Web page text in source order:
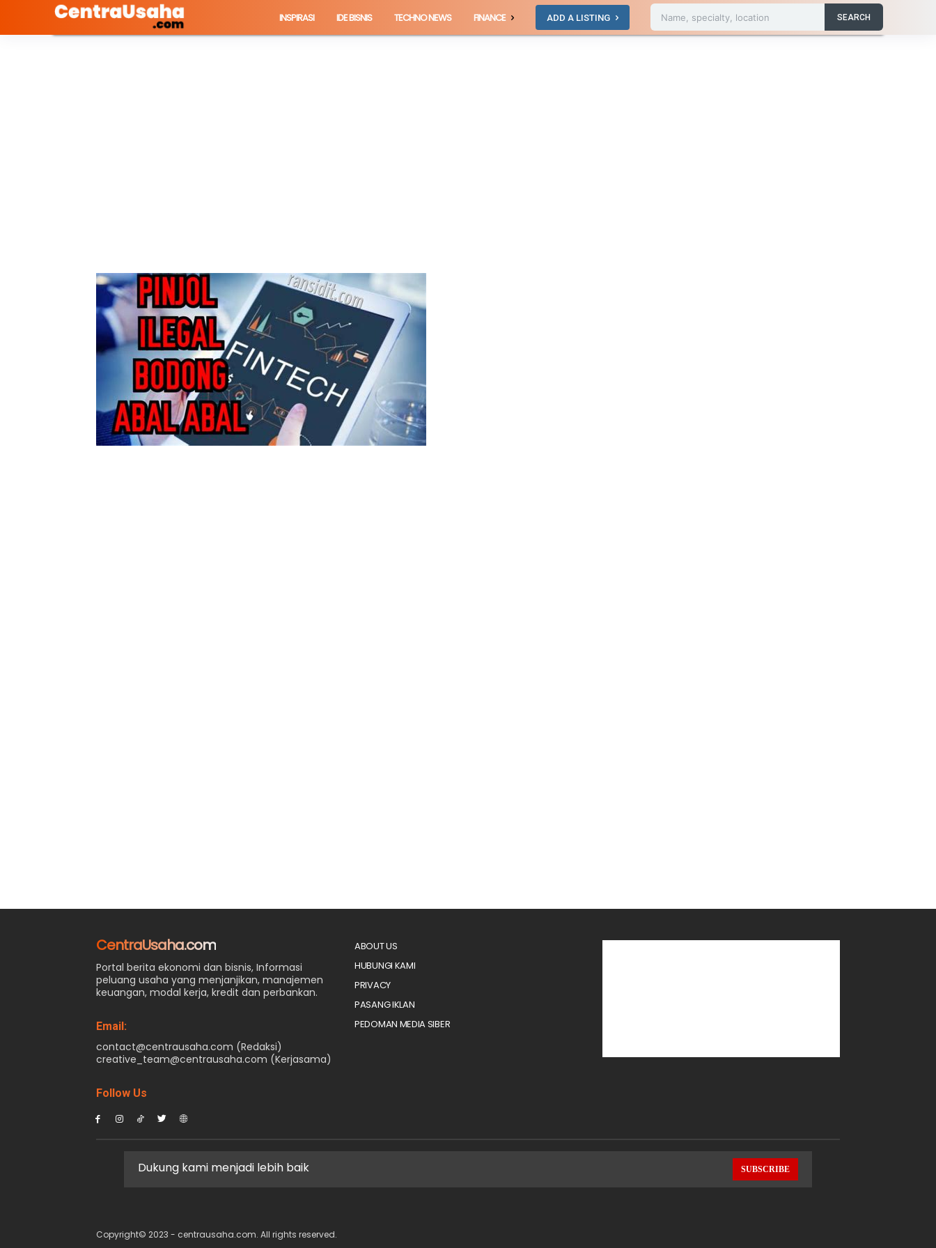
INSPIRASI IDE BISNIS TECHNO NEWS FINANCE ADD A LISTING Name, specialty, location SEARCH
CentraUsaha.com
Portal berita ekonomi dan bisnis, Informasi
peluang usaha yang menjanjikan, manajemen
keuangan, modal kerja, kredit dan perbankan.
Email:
contact@centrausaha.com (Redaksi)
creative_team@centrausaha.com (Kerjasama)
Follow Us
ABOUT US
HUBUNGI KAMI
PRIVACY
PASANG IKLAN
PEDOMAN MEDIA SIBER
Dukung kami menjadi lebih baik SUBSCRIBE
Copyright© 2023 - centrausaha.com. All rights reserved.